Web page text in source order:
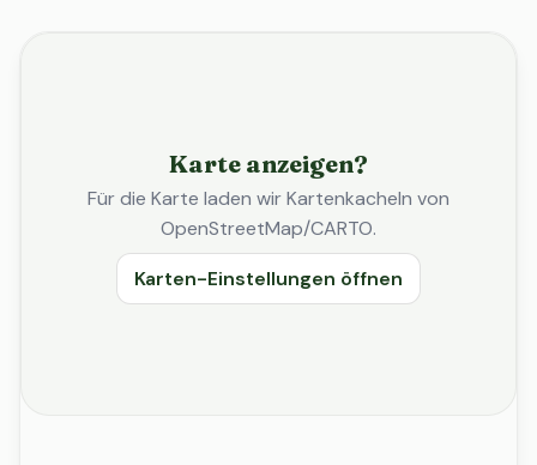
Karte anzeigen?
Für die Karte laden wir Kartenkacheln von
OpenStreetMap/CARTO.
Karten-Einstellungen öffnen